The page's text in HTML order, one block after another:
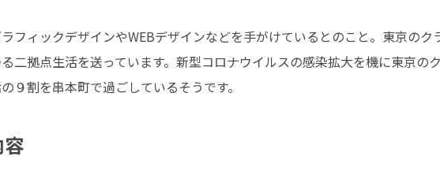
フィックデザインやWEBデザインなどを手がけているとのこと。東京の
二拠点生活を送っています。新型コロナウイルスの感染拡大を機に東京の
９割を串本町で過ごしているそうです。